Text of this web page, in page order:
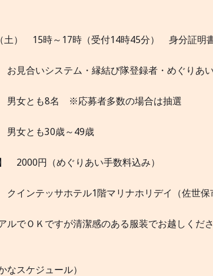
土） 15時～17時（受付14時45分） 身分証明
お見合いシステム・縁結び隊登録者・めぐりあ
男女とも8名 ※応募者多数の場合は抽選
男女とも30歳～49歳
2000円（めぐりあい手数料込み）
クインテッサホテル1階マリナホリデイ（佐世保
ルでＯＫですが清潔感のある服装でお越しくださ
なスケジュール）